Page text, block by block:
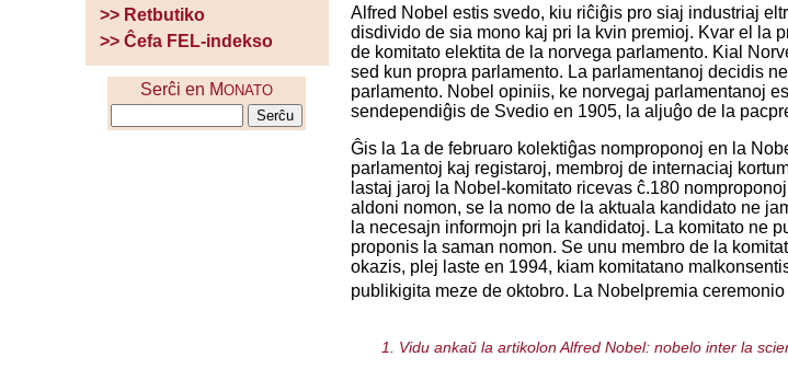
>> Retbutiko
>> Ĉefa FEL-indekso
Serĉi en MONATO
Alfred Nobel estis svedo, kiu riĉiĝis pro siaj industriaj
disdivido de sia mono kaj pri la kvin premioj. Kvar el la
de komitato elektita de la norvega parlamento. Kial
sed kun propra parlamento. La parlamentanoj decidis
parlamento. Nobel opiniis, ke norvegaj parlamentanoj
sendependiĝis de Svedio en 1905, la aljuĝo de la
Ĝis la 1a de februaro kolektiĝas nomproponoj en la
parlamentoj kaj registaroj, membroj de internaciaj
lastaj jaroj la Nobel-komitato ricevas ĉ.180
aldoni nomon, se la nomo de la aktuala kandidato ne
la necesajn informojn pri la kandidatoj. La komitato ne
proponis la saman nomon. Se unu membro de la
okazis, plej laste en 1994, kiam komitatano
publikigita meze de oktobro. La Nobelpremia
1. Vidu ankaŭ la artikolonAlfred Nobel: nobelo inter la